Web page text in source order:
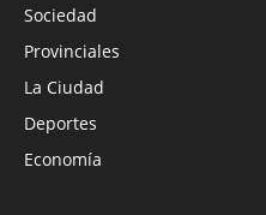
Sociedad
Provinciales
La Ciudad
Deportes
Economía